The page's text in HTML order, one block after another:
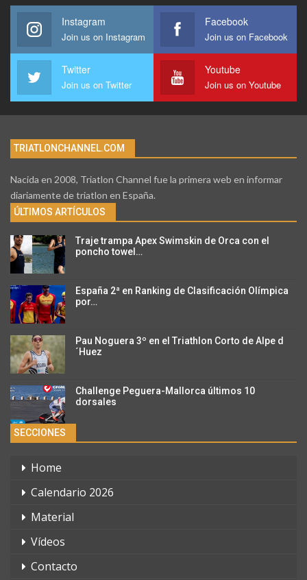
Instagram
Join us on Instagram
Facebook
Join us on Facebook
Twitter
Join us on Twitter
Youtube
Join us on Youtube
TRIATLONCHANNEL.COM
Nacida en 2008, Triatlon Channel fue la primera web en informar
diariamente de triatlon en España.
ÚLTIMOS ARTÍCULOS
Traje trampa Apex Swimskin de Orca con el
poncho towel…
España 2ª en Ranking de Clasificación Olímpica
por…
Pau Noguera 3º en el Triathlon Corto de Alpe d
´Huez
Challenge Peguera-Mallorca últimos 10
dorsales
SECCIONES
Home
Calendario 2026
Material
Vídeos
Contacto